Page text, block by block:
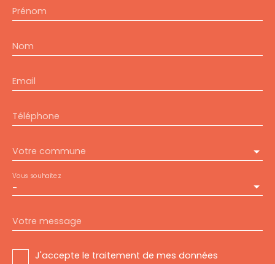
Prénom
Nom
Email
Téléphone
Votre commune
-
Vous souhaitez
Votre message
J'accepte le traitement de mes données